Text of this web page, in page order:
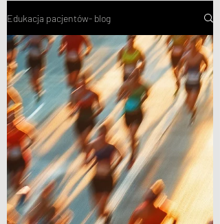
Edukacja pacjentów- blog